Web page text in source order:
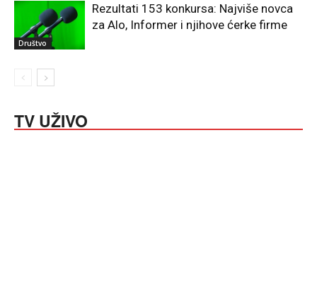
Društvo
Rezultati 153 konkursa: Najviše novca
za Alo, Informer i njihove ćerke firme
TV UŽIVO